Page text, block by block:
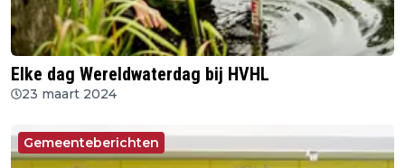
Elke dag Wereldwaterdag bij HVHL
23 maart 2024
Gemeenteberichten